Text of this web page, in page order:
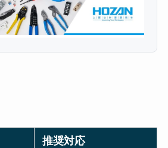
推奨対応